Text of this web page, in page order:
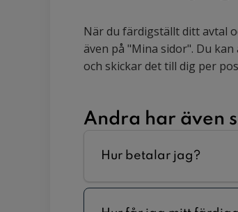
När du färdigställt ditt avtal
även på "Mina sidor". Du
och skickar det till dig per
Andra har även
Hur betalar jag?